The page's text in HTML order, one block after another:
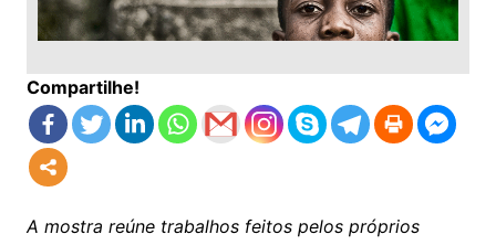
Compartilhe!
A mostra reúne trabalhos feitos pelos próprios